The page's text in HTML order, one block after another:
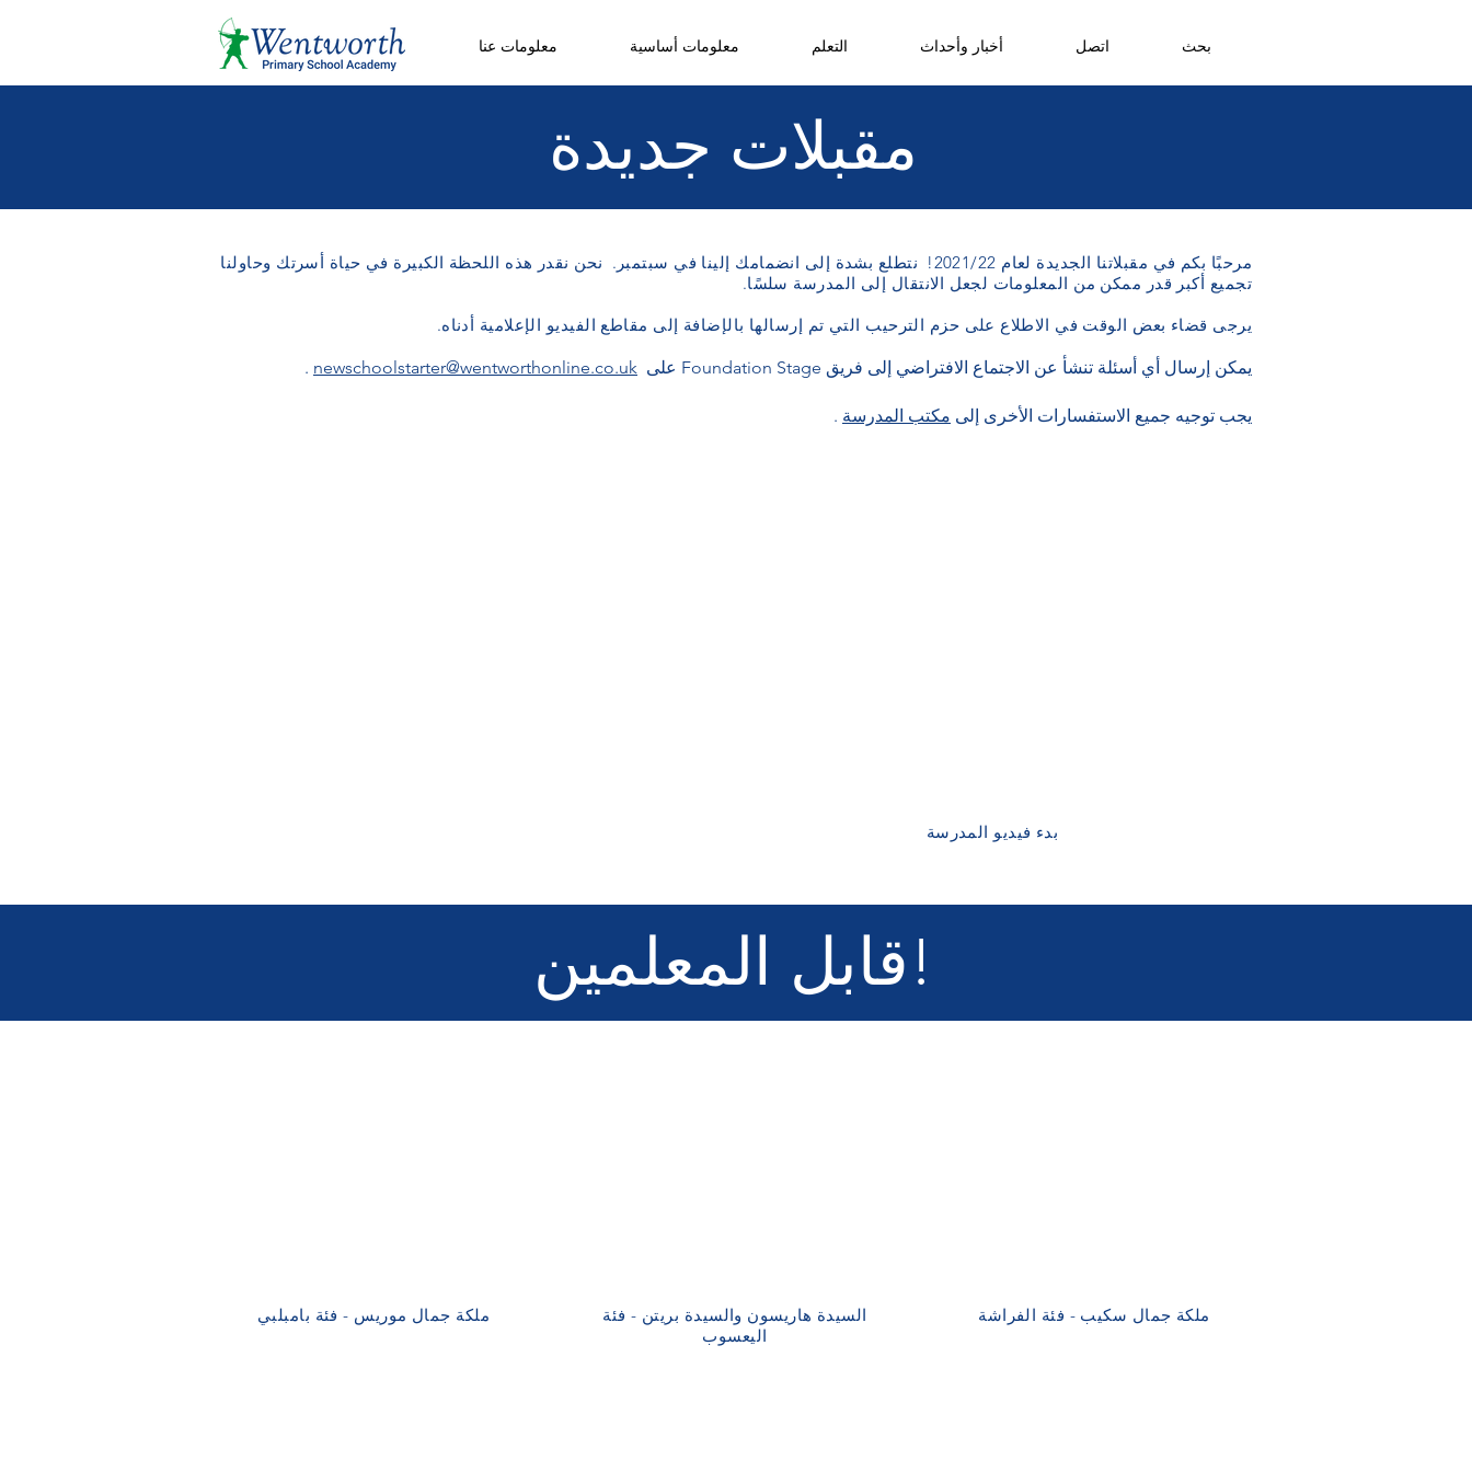
معلومات عنا معلومات أساسية التعلم أخبار وأحداث اتصل بحث
مقبلات جديدة
مرحبًا بكم في مقبلاتنا الجديدة لعام 2021/22! نتطلع بشدة إلى انضمامك إلينا في سبتمبر. نحن نقدر هذه اللحظة الكبيرة في حياة أسرتك وحاولنا
تجميع أكبر قدر ممكن من المعلومات لجعل الانتقال إلى المدرسة سلسًا.
يرجى قضاء بعض الوقت في الاطلاع على حزم الترحيب التي تم إرسالها بالإضافة إلى مقاطع الفيديو الإعلامية أدناه.
يمكن إرسال أي أسئلة تنشأ عن الاجتماع الافتراضي إلى فريق Foundation Stage على newschoolstarter@wentworthonline.co.uk
.
يجب توجيه جميع الاستفسارات الأخرى إلى مكتب المدرسة .
بدء فيديو المدرسة
قابل المعلمين!
ملكة جمال موريس - فئة بامبلبي
السيدة هاريسون والسيدة بريتن - فئة
اليعسوب
ملكة جمال سكيب - فئة الفراشة